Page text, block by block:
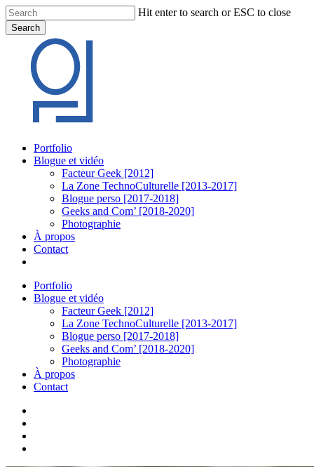
Skip
to
main
content
Hit enter to search or ESC to close
Search
Search
Menu
Portfolio
Blogue et vidéo
Facteur Geek [2012]
La Zone TechnoCulturelle [2013-2017]
Blogue perso [2017-2018]
Geeks and Com’ [2018-2020]
Photographie
À propos
Contact
Portfolio
Blogue et vidéo
Facteur Geek [2012]
La Zone TechnoCulturelle [2013-2017]
Blogue perso [2017-2018]
Geeks and Com’ [2018-2020]
Photographie
À propos
Contact